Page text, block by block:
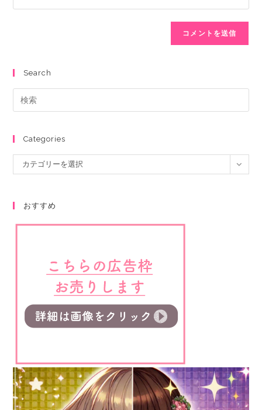
Search
Categories
カテゴリーを選択
おすすめ